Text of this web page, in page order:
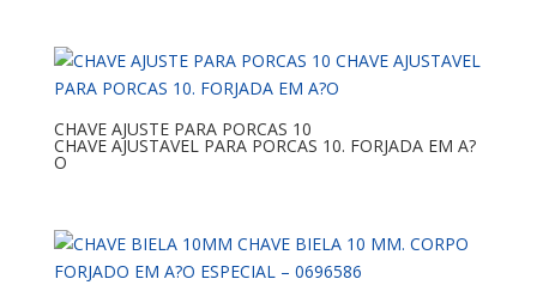
CHAVE AJUSTE PARA PORCAS 10
CHAVE AJUSTAVEL PARA PORCAS 10. FORJADA EM A?
O